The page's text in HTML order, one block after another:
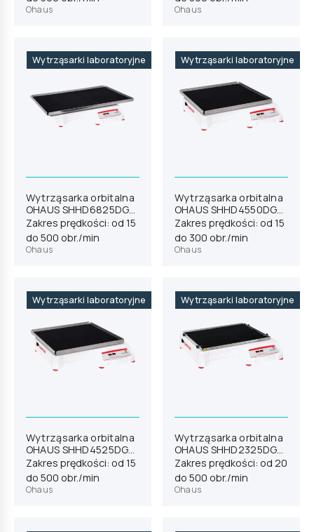
Ohaus Ohaus
Wytrząsarki laboratoryjne
Wytrząsarka orbitalna
OHAUS SHHD6825DG
(30391879)
Zakres prędkości: od 15
do 500 obr./min
Ohaus
Wytrząsarki laboratoryjne
Wytrząsarka orbitalna
OHAUS SHHD4550DG
(30391872)
Zakres prędkości: od 15
do 300 obr./min
Ohaus
Wytrząsarki laboratoryjne
Wytrząsarka orbitalna
OHAUS SHHD4525DG
(30391865)
Zakres prędkości: od 15
do 500 obr./min
Ohaus
Wytrząsarki laboratoryjne
Wytrząsarka orbitalna
OHAUS SHHD2325DG
(30391844)
Zakres prędkości: od 20
do 500 obr./min
Ohaus